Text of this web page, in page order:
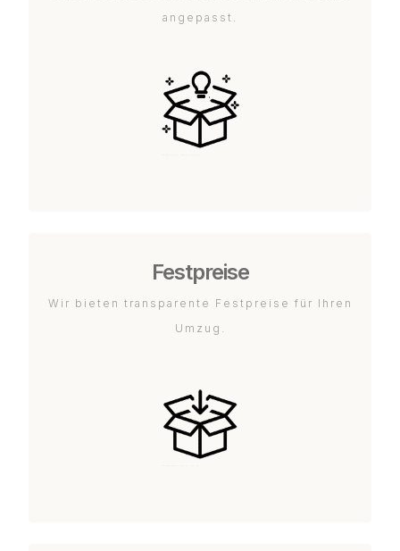
angepasst.
Festpreise
Wir bieten transparente Festpreise für Ihren
Umzug.